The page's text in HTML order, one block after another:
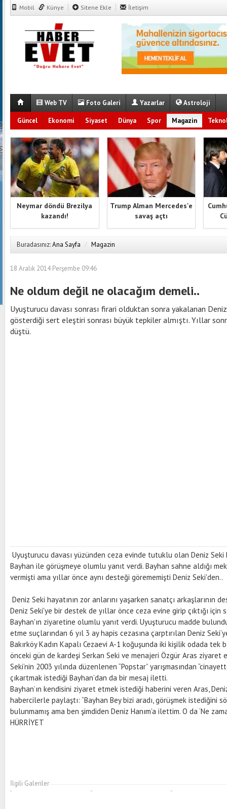
Mobil Künye Sitene Ekle İletişim
Web TV Foto Galeri Yazarlar Astroloji
Güncel Ekonomi Siyaset Dünya Spor Magazin
Neymar döndü Brezilya
kazandı!
Trump Alman Mercedes'e
savaş açtı
Buradasınız:Ana Sayfa / Magazin
18 Aralık 2014 Perşembe 09:46
Ne oldum değil ne olacağım demeli..
Uyuşturucu davası sonrası firari olduktan sonra yakalanan
gösterdiği sert eleştiri sonrası büyük tepkiler almıştı. Yıllar
düştü.
Uyuşturucu davası yüzünden ceza evinde tutuklu olan Deniz
Bayhan ile görüşmeye olumlu yanıt verdi. Bayhan sahne aldığı
vermişti ama yıllar önce aynı desteği görememişti Deniz Seki'den..
Deniz Seki hayatının zor anlarını yaşarken sanatçı arkaşlarının
Deniz Seki'ye bir destek de yıllar önce ceza evine girip çıktığı için
Bayhan'ın ziyaretine olumlu yanıt verdi. Uyuşturucu madde
etme suçlarından 6 yıl 3 ay hapis cezasına çarptırılan Deniz
Bakırköy Kadın Kapalı Cezaevi A-1 koğuşunda iki kişilik odada tek
önceki gün de kardeşi Serkan Seki ve menajeri Özgür Aras ziyaret
Seki’nin 2003 yılında düzenlenen “Popstar” yarışmasından
çıkartmak istediği Bayhan’dan da bir mesaj iletti.
Bayhan’ın kendisini ziyaret etmek istediği haberini veren Aras, Deniz
habercilerle paylaştı: “Bayhan Bey bizi aradı, görüşmek istediğini
bulunmamış ama ben şimdiden Deniz Hanım’a ilettim. O da ‘Ne
HÜRRİYET
İlgili Galeriler